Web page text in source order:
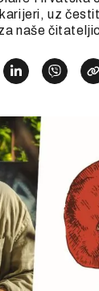
uz
naše